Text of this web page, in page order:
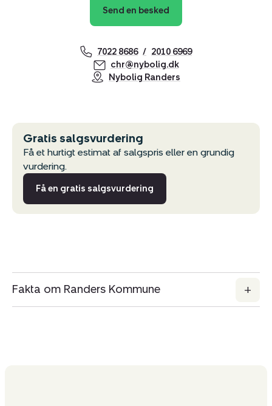
Send en besked
7022 8686
2010 6969
chr@nybolig.dk
Nybolig Randers
Gratis salgsvurdering
Få et hurtigt estimat af salgspris eller en grundig
vurdering.
Få en gratis salgsvurdering
Fakta om Randers Kommune